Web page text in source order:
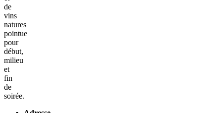
de
vins
natures
pointue
pour
début,
milieu
et
fin
de
soirée.